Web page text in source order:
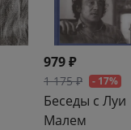
979 ₽
1 175 ₽ - 17%
Беседы с Луи
Малем